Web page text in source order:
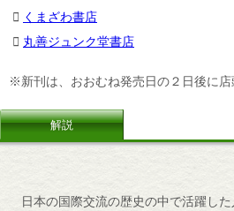
くまざわ書店
丸善ジュンク堂書店
※新刊は、おおむね発売日の２日後に店
解説
日本の国際交流の歴史の中で活躍した